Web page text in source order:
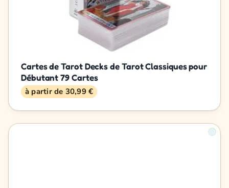
Cartes de Tarot Decks de Tarot Classiques pour
Débutant 79 Cartes
à partir de 30,99 €